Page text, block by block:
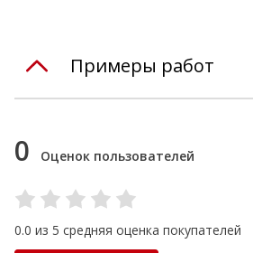
Примеры работ
0 Оценок пользователей
0.0 из 5 средняя оценка покупателей